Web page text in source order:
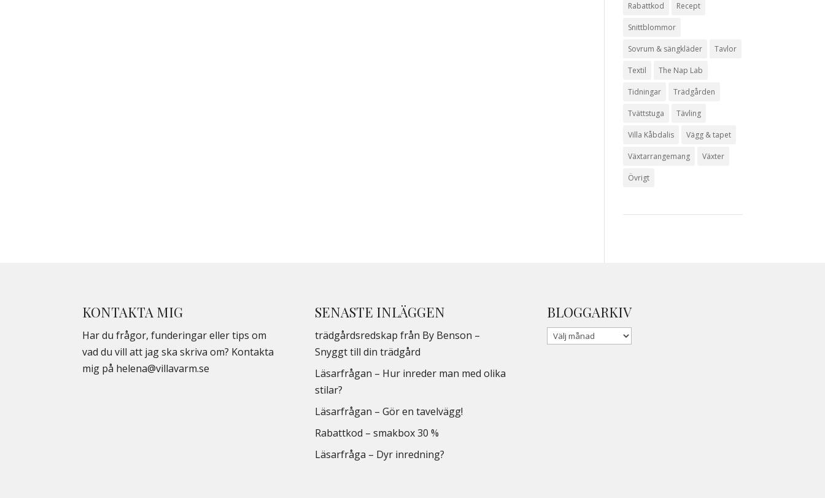
Rabattkod Recept
Snittblommor
Sovrum & sängkläder Tavlor
Textil The Nap Lab
Tidningar Trädgården
Tvättstuga Tävling
Villa Kåbdalis Vägg & tapet
Växtarrangemang Växter
Övrigt
KONTAKTA MIG
Har du frågor, funderingar eller tips om
vad du vill att jag ska skriva om? Kontakta
mig på helena@villavarm.se
SENASTE INLÄGGEN
trädgårdsredskap från By Benson –
Snyggt till din trädgård
Läsarfrågan – Hur inreder man med olika
stilar?
Läsarfrågan – Gör en tavelvägg!
Rabattkod – smakbox 30 %
Läsarfråga – Dyr inredning?
BLOGGARKIV